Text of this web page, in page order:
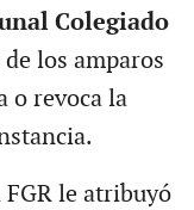
Colegiado
los amparos
o revoca la
le atribuyó